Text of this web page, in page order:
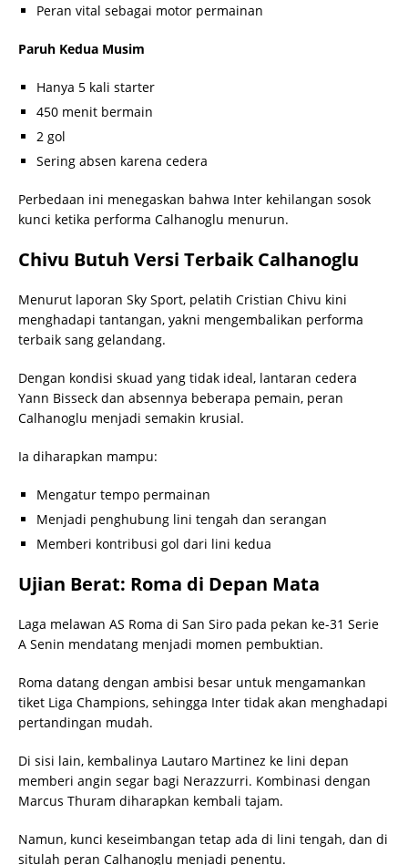
Peran vital sebagai motor permainan
Paruh Kedua Musim
Hanya 5 kali starter
450 menit bermain
2 gol
Sering absen karena cedera
Perbedaan ini menegaskan bahwa Inter kehilangan sosok
kunci ketika performa Calhanoglu menurun.
Chivu Butuh Versi Terbaik Calhanoglu
Menurut laporan Sky Sport, pelatih Cristian Chivu kini
menghadapi tantangan, yakni mengembalikan performa
terbaik sang gelandang.
Dengan kondisi skuad yang tidak ideal, lantaran cedera
Yann Bisseck dan absennya beberapa pemain, peran
Calhanoglu menjadi semakin krusial.
Ia diharapkan mampu:
Mengatur tempo permainan
Menjadi penghubung lini tengah dan serangan
Memberi kontribusi gol dari lini kedua
Ujian Berat: Roma di Depan Mata
Laga melawan AS Roma di San Siro pada pekan ke-31 Serie
A Senin mendatang menjadi momen pembuktian.
Roma datang dengan ambisi besar untuk mengamankan
tiket Liga Champions, sehingga Inter tidak akan menghadapi
pertandingan mudah.
Di sisi lain, kembalinya Lautaro Martinez ke lini depan
memberi angin segar bagi Nerazzurri. Kombinasi dengan
Marcus Thuram diharapkan kembali tajam.
Namun, kunci keseimbangan tetap ada di lini tengah, dan di
situlah peran Calhanoglu menjadi penentu.